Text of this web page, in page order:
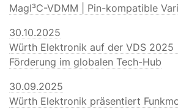
MagI³C-VDMM | Pin-kompatible
30.10.2025
Würth Elektronik auf der VDS 2025
Förderung im globalen Tech-Hub
30.09.2025
Würth Elektronik präsentiert